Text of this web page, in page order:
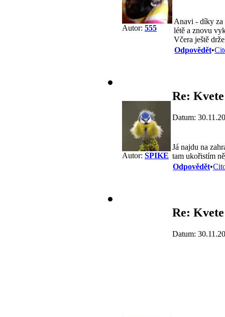
Autor: 555
Anavi - díky za
létě a znovu
Včera ještě
Odpovědět•
Autor: SPIKE
Re:
Datum:
Já najdu na
tam ukořistím
Odpovědět•
Re:
Datum: